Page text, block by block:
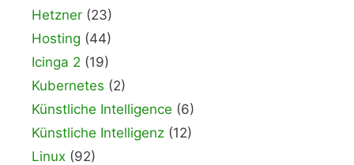
Hetzner (23)
Hosting (44)
Icinga 2 (19)
Kubernetes (2)
Künstliche Intelligence (6)
Künstliche Intelligenz (12)
Linux (92)